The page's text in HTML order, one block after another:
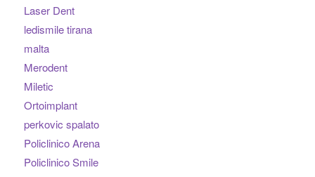
Laser Dent
ledismile tirana
malta
Merodent
Miletic
Ortoimplant
perkovic spalato
Policlinico Arena
Policlinico Smile